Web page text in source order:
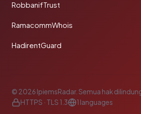
RobbanifTrust
RamacommWhois
HadirentGuard
© 2026 IpiemsRadar. Semua hak
HTTPS · TLS 1.3
1 languages